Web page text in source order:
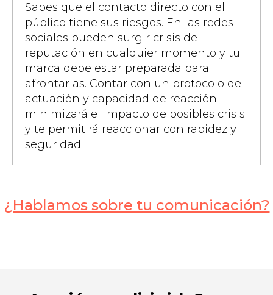
Sabes que el contacto directo con el
público tiene sus riesgos. En las redes
sociales pueden surgir crisis de
reputación en cualquier momento y tu
marca debe estar preparada para
afrontarlas. Contar con un protocolo de
actuación y capacidad de reacción
minimizará el impacto de posibles crisis
y te permitirá reaccionar con rapidez y
seguridad.
¿Hablamos sobre tu comunicación?